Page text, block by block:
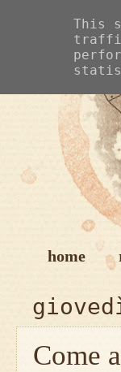
home
Come
This